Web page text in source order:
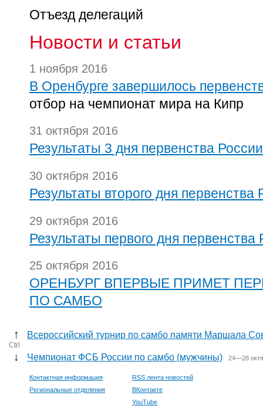
Отъезд делегаций
Новости и статьи
1 ноября 2016
В Оренбурге завершилось
отбор на чемпионат мира на Кипр
31 октября 2016
Результаты 3 дня первенства
30 октября 2016
Результаты второго дня
29 октября 2016
Результаты первого дня
25 октября 2016
ОРЕНБУРГ ВПЕРВЫЕ ПРИМЕТ
ПО САМБО
↑ Всероссийский турнир по самбо памяти Маршала
Ctrl
↓ Чемпионат ФСБ России по самбо (мужчины) 24—28
Контактная информация
Региональные отделения
RSS лента новостей
ВКонтакте
YouTube